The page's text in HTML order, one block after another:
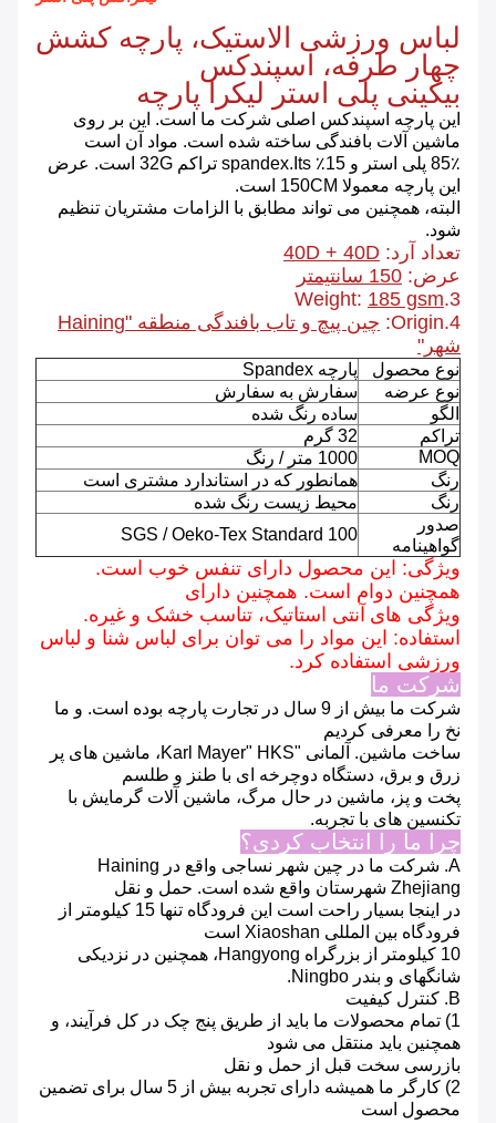
لباس ورزشی الاستیک، پارچه کشش
چهار طرفه، اسپندکس
بیکینی پلی استر لیکرا پارچه
این پارچه اسپندکس اصلی شرکت ما است. این بر روی
ماشین آلات بافندگی ساخته شده است. مواد آن است
85٪ پلی استر و 15٪ spandex.Its تراکم 32G است. عرض
این پارچه معمولا 150CM است.
البته، همچنین می تواند مطابق با الزامات مشتریان تنظیم
شود.
تعداد آرد: 40D + 40D
عرض: 150 سانتیمتر
3.Weight:
185 gsm
4.Origin:
چین پیچ و تاب بافندگی منطقه "Haining
شهر"
نوع محصول
پارچه Spandex
نوع عرضه
سفارش به سفارش
الگو
ساده رنگ شده
تراکم
32 گرم
MOQ
1000 متر / رنگ
رنگ
همانطور که در استاندارد مشتری است
رنگ
محیط زیست رنگ شده
صدور
گواهینامه
SGS / Oeko-Tex Standard 100
ویژگی: این محصول دارای تنفس خوب است.
همچنین دوام است. همچنین دارای
ویژگی های آنتی استاتیک، تناسب خشک و غیره.
استفاده: این مواد را می توان برای لباس شنا و لباس
ورزشی استفاده کرد.
شرکت ما
شرکت ما بیش از 9 سال در تجارت پارچه بوده است.
و ما
نخ را معرفی کردیم
ساخت ماشین.
آلمانی "Karl Mayer" HKS، ماشین های پر
زرق و برق، دستگاه دوچرخه ای با طنز و طلسم
پخت و پز، ماشین در حال مرگ، ماشین آلات گرمایش با
تکنسین های با تجربه.
چرا ما را انتخاب کردی؟
A. شرکت ما در چین شهر نساجی واقع در Haining
Zhejiang شهرستان واقع شده است.
حمل و نقل
در اینجا بسیار راحت است
این فرودگاه تنها 15 کیلومتر از
فرودگاه بین المللی Xiaoshan است
10 کیلومتر از بزرگراه Hangyong، همچنین در نزدیکی
شانگهای و بندر Ningbo.
B. کنترل کیفیت
1) تمام محصولات ما باید از طریق پنج چک در کل فرآیند، و
همچنین باید منتقل می شود
بازرسی سخت قبل از حمل و نقل
2) کارگر ما همیشه دارای تجربه بیش از 5 سال برای تضمین
محصول است